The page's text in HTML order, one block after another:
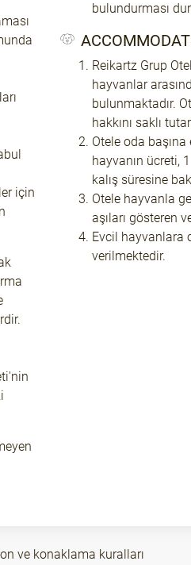
için
bulundurması
Reikartz Grup
hayvanlar
bulunmaktadır.
hakkını saklı
Otele oda
hayvanın ücreti,
kalış süresine
Otele hayvanla
aşıları gösteren
Evcil hayvanlara
verilmektedir.
ve konaklama kuralları